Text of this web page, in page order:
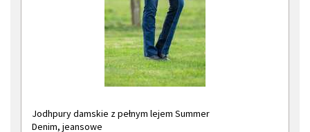
Jodhpury damskie z pełnym lejem Summer
Denim, jeansowe